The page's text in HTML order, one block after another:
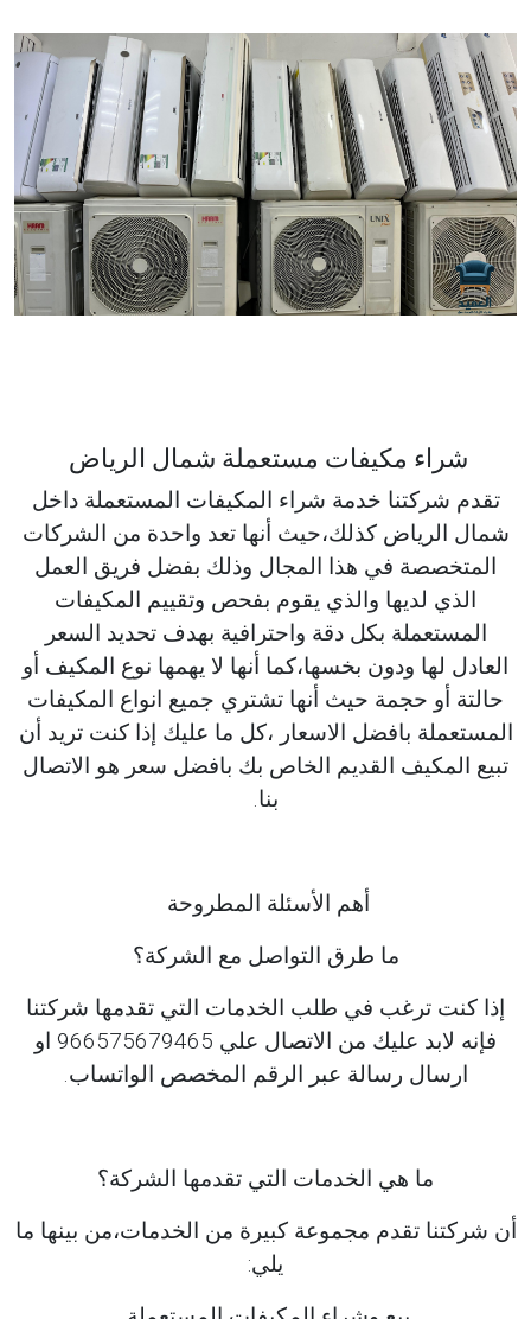
شراء مكيفات مستعملة شمال الرياض
تقدم شركتنا خدمة شراء المكيفات المستعملة داخل
شمال الرياض كذلك،حيث أنها تعد واحدة من الشركات
المتخصصة في هذا المجال وذلك بفضل فريق العمل
الذي لديها والذي يقوم بفحص وتقييم المكيفات
المستعملة بكل دقة واحترافية بهدف تحديد السعر
العادل لها ودون بخسها،كما أنها لا يهمها نوع المكيف أو
حالتة أو حجمة حيث أنها تشتري جميع انواع المكيفات
المستعملة بافضل الاسعار ،كل ما عليك إذا كنت تريد أن
تبيع المكيف القديم الخاص بك بافضل سعر هو الاتصال
بنا.
أهم الأسئلة المطروحة
ما طرق التواصل مع الشركة؟
إذا كنت ترغب في طلب الخدمات التي تقدمها شركتنا
فإنه لابد عليك من الاتصال علي 966575679465 او
ارسال رسالة عبر الرقم المخصص الواتساب.
ما هي الخدمات التي تقدمها الشركة؟
أن شركتنا تقدم مجموعة كبيرة من الخدمات،من بينها ما
يلي: